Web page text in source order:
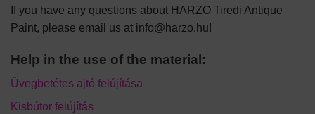
If you have any questions about HARZO Tiredi Antique
Paint, please email us at info@harzo.hu!
Help in the use of the material:
Üvegbetétes ajtó felújítása
Kisbútor felújítás